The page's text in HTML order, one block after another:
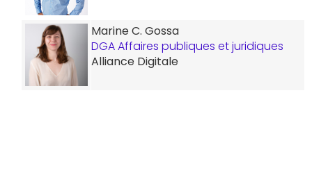
Marine C. Gossa
DGA Affaires publiques et juridiques
Alliance Digitale